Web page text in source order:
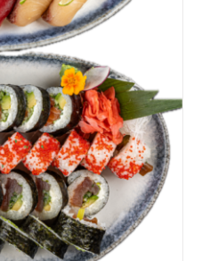
/ SZCZEGÓŁY